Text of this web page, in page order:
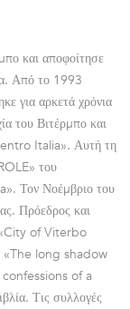
και αποφοίτησε
Από το 1993
για αρκετά χρόνια
του Βιτέρμπο και
Italia». Αυτή τη
του
Τον Νοέμβριο του
Πρόεδρος και
«City of Viterbo
«The long shadow
of a
Τις συλλογές